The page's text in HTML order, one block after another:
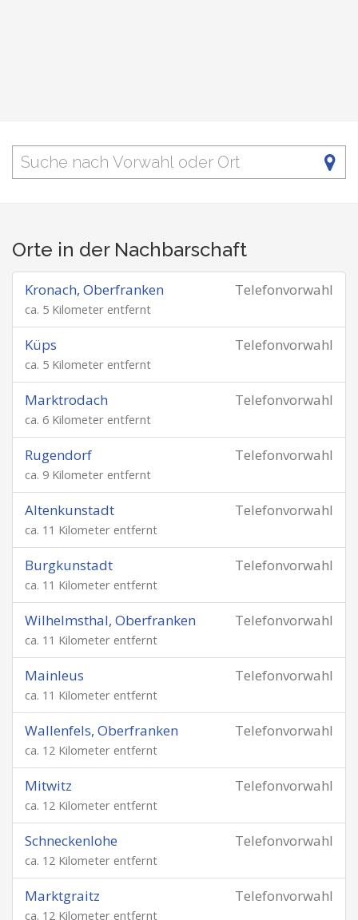
Orte in der Nachbarschaft
Telefonvorwahl
Kronach, Oberfranken
ca. 5 Kilometer entfernt
Telefonvorwahl
Küps
ca. 5 Kilometer entfernt
Telefonvorwahl
Marktrodach
ca. 6 Kilometer entfernt
Telefonvorwahl
Rugendorf
ca. 9 Kilometer entfernt
Telefonvorwahl
Altenkunstadt
ca. 11 Kilometer entfernt
Telefonvorwahl
Burgkunstadt
ca. 11 Kilometer entfernt
Telefonvorwahl
Wilhelmsthal, Oberfranken
ca. 11 Kilometer entfernt
Telefonvorwahl
Mainleus
ca. 11 Kilometer entfernt
Telefonvorwahl
Wallenfels, Oberfranken
ca. 12 Kilometer entfernt
Telefonvorwahl
Mitwitz
ca. 12 Kilometer entfernt
Telefonvorwahl
Schneckenlohe
ca. 12 Kilometer entfernt
Telefonvorwahl
Marktgraitz
ca. 12 Kilometer entfernt